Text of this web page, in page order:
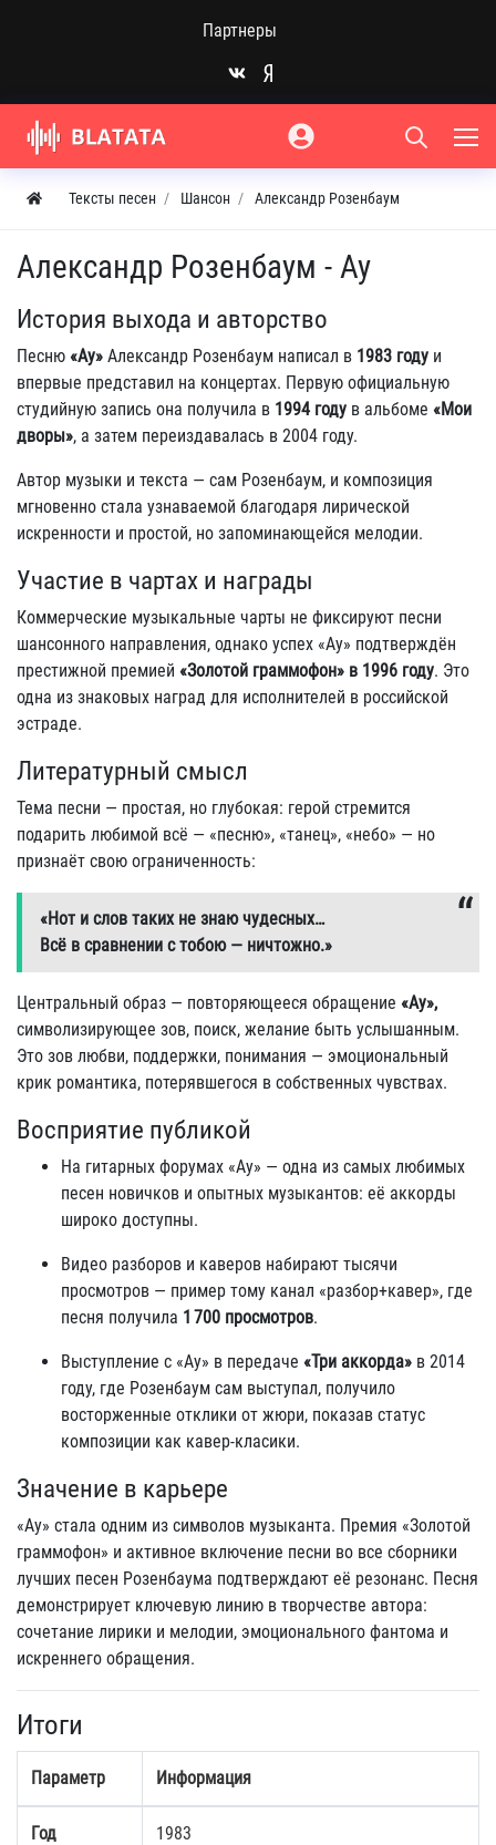
Партнеры
Тексты песен Шансон Александр Розенбаум
Александр Розенбаум - Ау
История выхода и авторство
Песню «Ау» Александр Розенбаум написал в 1983 году и
впервые представил на концертах. Первую официальную
студийную запись она получила в 1994 году в альбоме «Мои
дворы», а затем переиздавалась в 2004 году.
Автор музыки и текста — сам Розенбаум, и композиция
мгновенно стала узнаваемой благодаря лирической
искренности и простой, но запоминающейся мелодии.
Участие в чартах и награды
Коммерческие музыкальные чарты не фиксируют песни
шансонного направления, однако успех «Ау» подтверждён
престижной премией «Золотой граммофон» в 1996 году. Это
одна из знаковых наград для исполнителей в российской
эстраде.
Литературный смысл
Тема песни — простая, но глубокая: герой стремится
подарить любимой всё — «песню», «танец», «небо» — но
признаёт свою ограниченность:
«Нот и слов таких не знаю чудесных…
Всё в сравнении с тобою — ничтожно.»
Центральный образ — повторяющееся обращение «Ау»,
символизирующее зов, поиск, желание быть услышанным.
Это зов любви, поддержки, понимания — эмоциональный
крик романтика, потерявшегося в собственных чувствах.
Восприятие публикой
На гитарных форумах «Ау» — одна из самых любимых
песен новичков и опытных музыкантов: её аккорды
широко доступны.
Видео разборов и каверов набирают тысячи
просмотров — пример тому канал «разбор+кавер», где
песня получила 1 700 просмотров.
Выступление с «Ау» в передаче «Три аккорда» в 2014
году, где Розенбаум сам выступал, получило
восторженные отклики от жюри, показав статус
композиции как кавер-класики.
Значение в карьере
«Ау» стала одним из символов музыканта. Премия «Золотой
граммофон» и активное включение песни во все сборники
лучших песен Розенбаума подтверждают её резонанс. Песня
демонстрирует ключевую линию в творчестве автора:
сочетание лирики и мелодии, эмоционального фантома и
искреннего обращения.
Итоги
Параметр Информация
Год
1983